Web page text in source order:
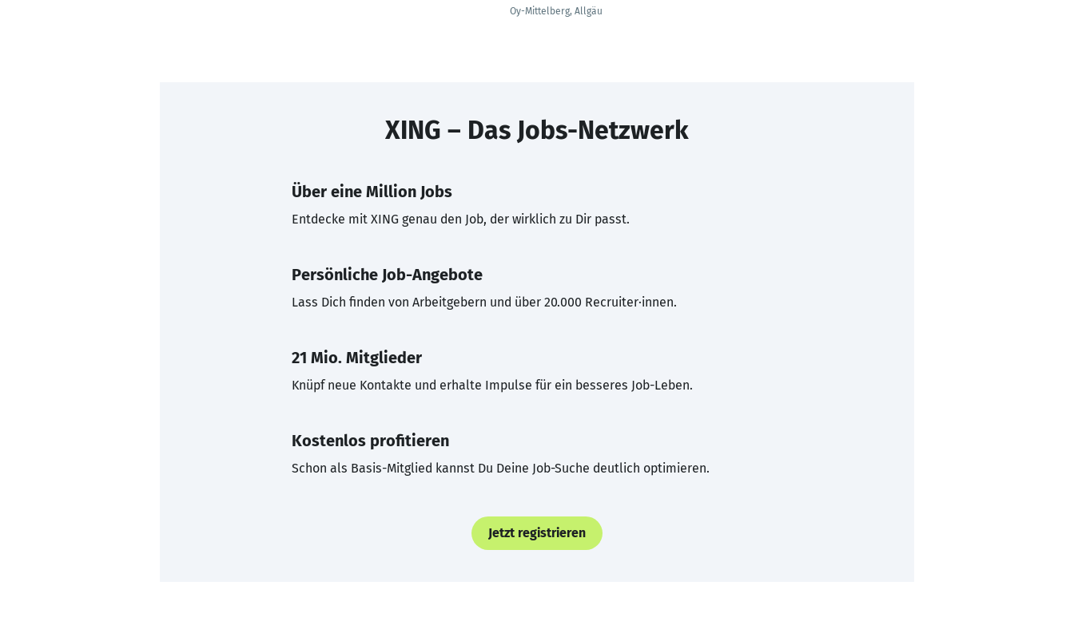
Oy-Mittelberg, Allgäu
XING – Das Jobs-Netzwerk
Über eine Million Jobs
Entdecke mit XING genau den Job, der wirklich zu Dir passt.
Persönliche Job-Angebote
Lass Dich finden von Arbeitgebern und über 20.000 Recruiter·innen.
21 Mio. Mitglieder
Knüpf neue Kontakte und erhalte Impulse für ein besseres Job-Leben.
Kostenlos profitieren
Schon als Basis-Mitglied kannst Du Deine Job-Suche deutlich optimieren.
Jetzt registrieren